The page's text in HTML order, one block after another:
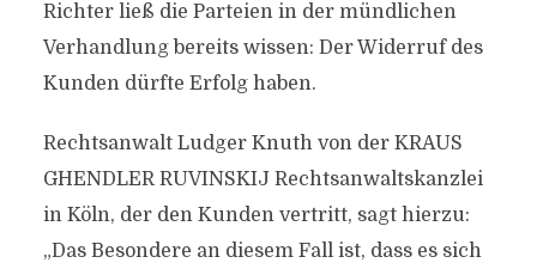
Richter ließ die Parteien in der mündlichen
Verhandlung bereits wissen: Der Widerruf des
Kunden dürfte Erfolg haben.
Rechtsanwalt Ludger Knuth von der KRAUS
GHENDLER RUVINSKIJ Rechtsanwaltskanzlei
in Köln, der den Kunden vertritt, sagt hierzu:
„Das Besondere an diesem Fall ist, dass es sich